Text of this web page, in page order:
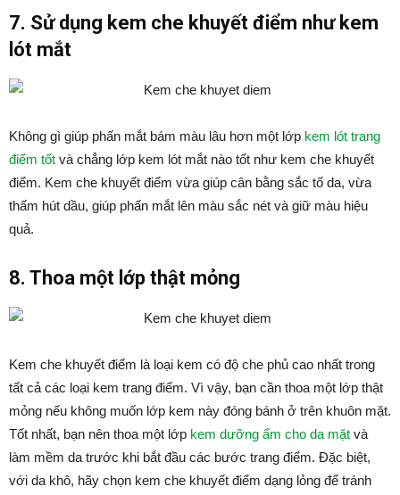
7. Sử dụng kem che khuyết điểm như kem
lót mắt
Không gì giúp phấn mắt bám màu lâu hơn một lớp kem lót trang
điểm tốt và chẳng lớp kem lót mắt nào tốt như kem che khuyết
điểm. Kem che khuyết điểm vừa giúp cân bằng sắc tố da, vừa
thấm hút dầu, giúp phấn mắt lên màu sắc nét và giữ màu hiệu
quả.
8. Thoa một lớp thật mỏng
Kem che khuyết điểm là loại kem có độ che phủ cao nhất trong
tất cả các loại kem trang điểm. Vì vậy, bạn cần thoa một lớp thật
mỏng nếu không muốn lớp kem này đóng bánh ở trên khuôn mặt.
Tốt nhất, bạn nên thoa một lớp kem dưỡng ẩm cho da mặt và
làm mềm da trước khi bắt đầu các bước trang điểm. Đặc biệt,
với da khô, hãy chọn kem che khuyết điểm dạng lỏng để tránh